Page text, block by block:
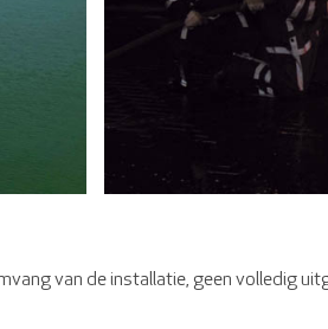
van de installatie, geen